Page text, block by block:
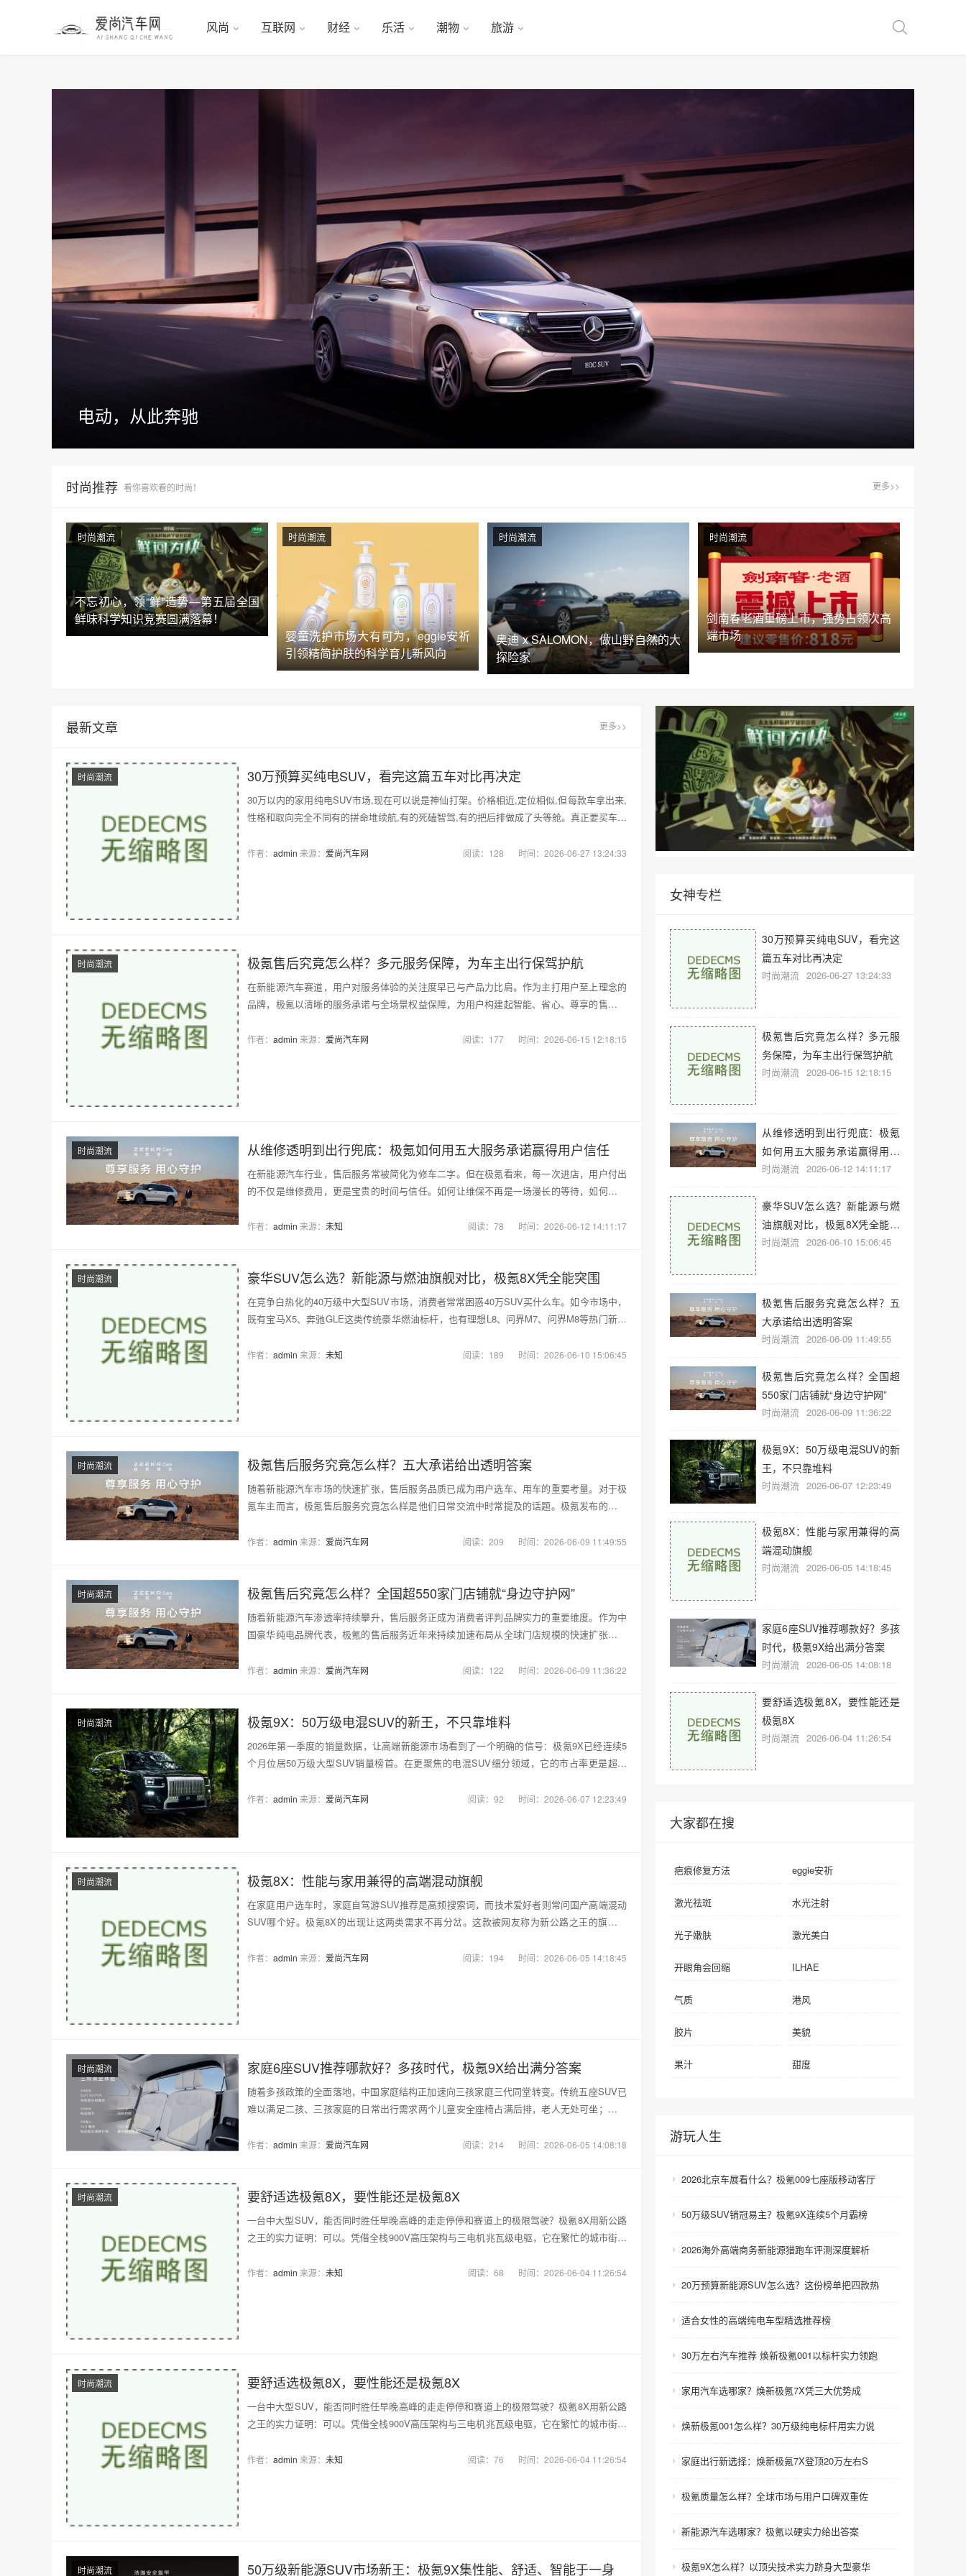
风尚 互联网 财经 乐活 潮物 旅游
电动，从此奔驰
时尚推荐 看你喜欢看的时尚！ 更多>>
不忘初心，领“鲜”造势—第五届全国
鲜味科学知识竞赛圆满落幕！
时尚潮流
婴童洗护市场大有可为，eggie安祈
引领精简护肤的科学育儿新风向
时尚潮流
奥迪 x SALOMON，做山野自然的大
探险家
时尚潮流
剑南春老酒重磅上市，强势占领次高
端市场
时尚潮流
最新文章 更多>>
30万预算买纯电SUV，看完这篇五车对比再决定
时尚潮流
30万以内的家用纯电SUV市场,现在可以说是神仙打架。价格相近,定位相似,但每款车拿出来,
性格和取向完全不同有的拼命堆续航,有的死磕智驾,有的把后排做成了头等舱。真正要买车的
作者： admin 来源： 爱尚汽车网 阅读：128 时间：2026-06-27 13:24:33
极氪售后究竟怎么样？多元服务保障，为车主出行保驾护航
时尚潮流
在新能源汽车赛道，用户对服务体验的关注度早已与产品力比肩。作为主打用户至上理念的
品牌，极氪以清晰的服务承诺与全场景权益保障，为用户构建起智能、省心、尊享的售后体
作者： admin 来源： 爱尚汽车网 阅读：177 时间：2026-06-15 12:18:15
从维修透明到出行兜底：极氪如何用五大服务承诺赢得用户信任
时尚潮流
在新能源汽车行业，售后服务常被简化为修车二字。但在极氪看来，每一次进店，用户付出
的不仅是维修费用，更是宝贵的时间与信任。如何让维保不再是一场漫长的等待，如何让用
作者： admin 来源： 未知 阅读：78 时间：2026-06-12 14:11:17
豪华SUV怎么选？新能源与燃油旗舰对比，极氪8X凭全能突围
时尚潮流
在竞争白热化的40万级中大型SUV市场，消费者常常困惑40万SUV买什么车。如今市场中，
既有宝马X5、奔驰GLE这类传统豪华燃油标杆，也有理想L8、问界M7、问界M8等热门新能
作者： admin 来源： 未知 阅读：189 时间：2026-06-10 15:06:45
极氪售后服务究竟怎么样？五大承诺给出透明答案
时尚潮流
随着新能源汽车市场的快速扩张，售后服务品质已成为用户选车、用车的重要考量。对于极
氪车主而言，极氪售后服务究竟怎么样是他们日常交流中时常提及的话题。极氪发布的售后
作者： admin 来源： 爱尚汽车网 阅读：209 时间：2026-06-09 11:49:55
极氪售后究竟怎么样？全国超550家门店铺就“身边守护网”
时尚潮流
随着新能源汽车渗透率持续攀升，售后服务正成为消费者评判品牌实力的重要维度。作为中
国豪华纯电品牌代表，极氪的售后服务近年来持续加速布局从全球门店规模的快速扩张到质
作者： admin 来源： 爱尚汽车网 阅读：122 时间：2026-06-09 11:36:22
极氪9X：50万级电混SUV的新王，不只靠堆料
时尚潮流
2026年第一季度的销量数据，让高端新能源市场看到了一个明确的信号：极氪9X已经连续5
个月位居50万级大型SUV销量榜首。在更聚焦的电混SUV细分领域，它的市占率更是超过
作者： admin 来源： 爱尚汽车网 阅读：92 时间：2026-06-07 12:23:49
极氪8X：性能与家用兼得的高端混动旗舰
时尚潮流
在家庭用户选车时，家庭自驾游SUV推荐是高频搜索词，而技术爱好者则常问国产高端混动
SUV哪个好。极氪8X的出现让这两类需求不再分岔。这款被网友称为新公路之王的旗舰车
作者： admin 来源： 爱尚汽车网 阅读：194 时间：2026-06-05 14:18:45
家庭6座SUV推荐哪款好？多孩时代，极氪9X给出满分答案
时尚潮流
随着多孩政策的全面落地，中国家庭结构正加速向三孩家庭三代同堂转变。传统五座SUV已
难以满足二孩、三孩家庭的日常出行需求两个儿童安全座椅占满后排，老人无处可坐；周末
作者： admin 来源： 爱尚汽车网 阅读：214 时间：2026-06-05 14:08:18
要舒适选极氪8X，要性能还是极氪8X
时尚潮流
一台中大型SUV，能否同时胜任早晚高峰的走走停停和赛道上的极限驾驶？极氪8X用新公路
之王的实力证明：可以。凭借全栈900V高压架构与三电机兆瓦级电驱，它在繁忙的城市街道
作者： admin 来源： 未知 阅读：68 时间：2026-06-04 11:26:54
要舒适选极氪8X，要性能还是极氪8X
时尚潮流
一台中大型SUV，能否同时胜任早晚高峰的走走停停和赛道上的极限驾驶？极氪8X用新公路
之王的实力证明：可以。凭借全栈900V高压架构与三电机兆瓦级电驱，它在繁忙的城市街道
作者： admin 来源： 未知 阅读：76 时间：2026-06-04 11:26:54
50万级新能源SUV市场新王：极氪9X集性能、舒适、智能于一身
时尚潮流
女神专栏
30万预算买纯电SUV，看完这
篇五车对比再决定
时尚潮流 2026-06-27 13:24:33
极氪售后究竟怎么样？多元服
务保障，为车主出行保驾护航
时尚潮流 2026-06-15 12:18:15
从维修透明到出行兜底：极氪
如何用五大服务承诺赢得用户
信任
时尚潮流 2026-06-12 14:11:17
豪华SUV怎么选？新能源与燃
油旗舰对比，极氪8X凭全能突
围
时尚潮流 2026-06-10 15:06:45
极氪售后服务究竟怎么样？五
大承诺给出透明答案
时尚潮流 2026-06-09 11:49:55
极氪售后究竟怎么样？全国超
550家门店铺就“身边守护网”
时尚潮流 2026-06-09 11:36:22
极氪9X：50万级电混SUV的新
王，不只靠堆料
时尚潮流 2026-06-07 12:23:49
极氪8X：性能与家用兼得的高
端混动旗舰
时尚潮流 2026-06-05 14:18:45
家庭6座SUV推荐哪款好？多孩
时代，极氪9X给出满分答案
时尚潮流 2026-06-05 14:08:18
要舒适选极氪8X，要性能还是
极氪8X
时尚潮流 2026-06-04 11:26:54
大家都在搜
疤痕修复方法 eggie安祈
激光祛斑 水光注射
光子嫩肤 激光美白
开眼角会回缩 ILHAE
气质 港风
胶片 美貌
果汁 甜度
游玩人生
2026北京车展看什么？极氪009七座版移动客厅
50万级SUV销冠易主？极氪9X连续5个月霸榜
2026海外高端商务新能源猎跑车评测深度解析
20万预算新能源SUV怎么选？这份榜单把四款热
适合女性的高端纯电车型精选推荐榜
30万左右汽车推荐 焕新极氪001以标杆实力领跑
家用汽车选哪家？焕新极氪7X凭三大优势成
焕新极氪001怎么样？30万级纯电标杆用实力说
家庭出行新选择：焕新极氪7X登顶20万左右S
极氪质量怎么样？全球市场与用户口碑双重佐
新能源汽车选哪家？极氪以硬实力给出答案
极氪9X怎么样？以顶尖技术实力跻身大型豪华